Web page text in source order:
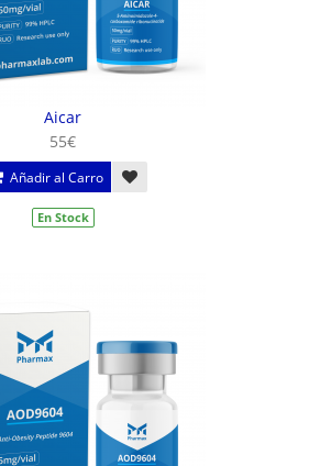
Aicar
55€
Añadir al Carro
En Stock